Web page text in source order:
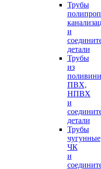
Трубы
и
детали
Трубы
из
ПВХ,
НПВХ
и
детали
Трубы
чугунные
ЧК
и